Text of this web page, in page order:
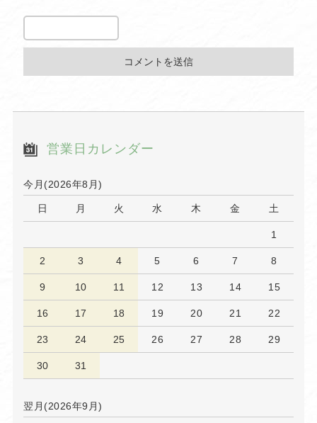
営業日カレンダー
今月(2026年8月)
日 月 火 水 木 金 土
1
2 3 4 5 6 7 8
9 10 11 12 13 14 15
16 17 18 19 20 21 22
23 24 25 26 27 28 29
30 31
翌月(2026年9月)